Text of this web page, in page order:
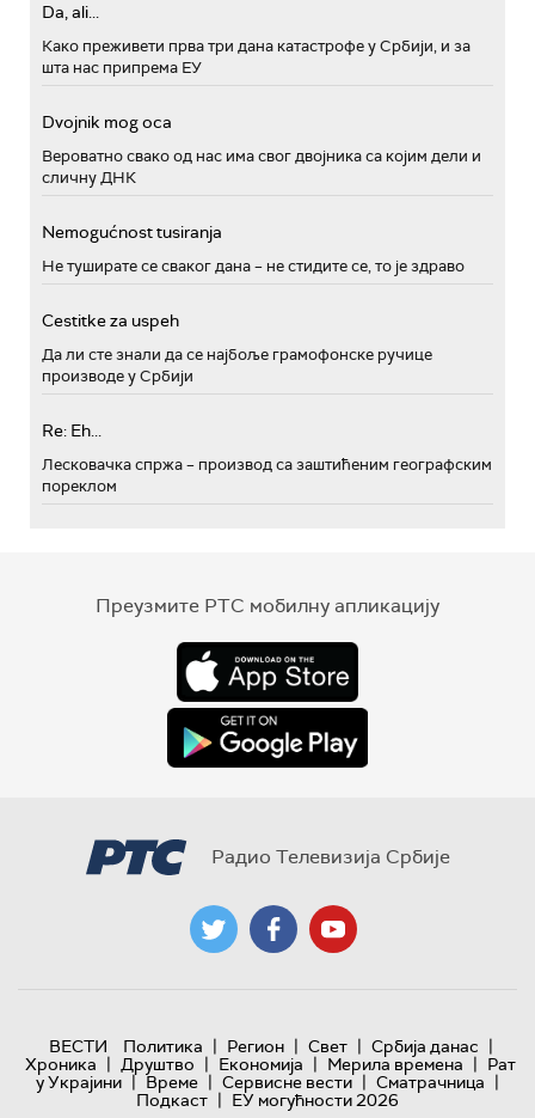
Da, ali...
Како преживети прва три дана катастрофе у Србији, и за
шта нас припрема ЕУ
Dvojnik mog oca
Вероватно свако од нас има свог двојника са којим дели и
сличну ДНК
Nemogućnost tusiranja
Не туширате се сваког дана – не стидите се, то је здраво
Cestitke za uspeh
Да ли сте знали да се најбоље грамофонске ручице
производе у Србији
Re: Eh...
Лесковачка спржа – производ са заштићеним географским
пореклом
Преузмите РТС мобилну апликацију
Радио Телевизија Србије
ВЕСТИ Политика | Регион | Свет | Србија данас |
Хроника | Друштво | Економија | Мерила времена | Рат
у Украјини | Време | Сервисне вести | Сматрачница |
Подкаст | ЕУ могућности 2026